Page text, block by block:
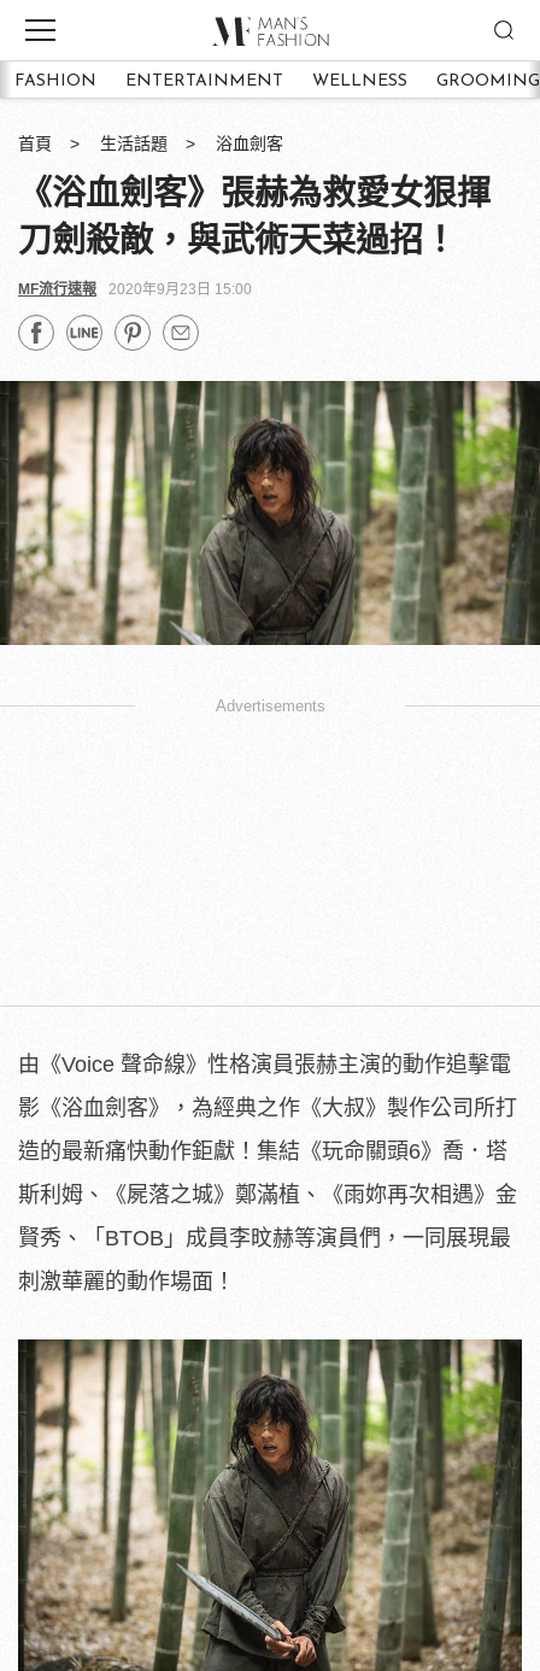
FASHION ENTERTAINMENT WELLNESS GROOMING
首頁 生活話題 浴血劍客
《浴血劍客》張赫為救愛女狠揮
刀劍殺敵，與武術天菜過招！
MF流行速報 2020年9月23日 15:00
Advertisements
由《Voice 聲命線》性格演員張赫主演的動作追擊電
影《浴血劍客》，為經典之作《大叔》製作公司所打
造的最新痛快動作鉅獻！集結《玩命關頭6》喬．塔
斯利姆、《屍落之城》鄭滿植、《雨妳再次相遇》金
賢秀、「BTOB」成員李旼赫等演員們，一同展現最
刺激華麗的動作場面！